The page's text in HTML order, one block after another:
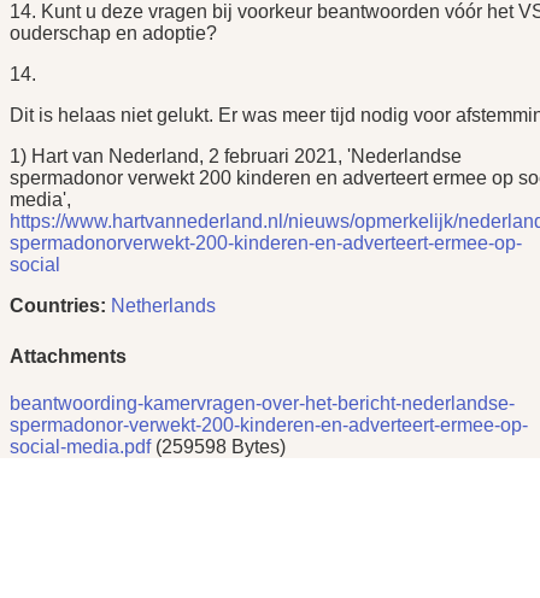
14. Kunt u deze vragen bij voorkeur beantwoorden vóór het
ouderschap en adoptie?
14.
Dit is helaas niet gelukt. Er was meer tijd nodig voor
1) Hart van Nederland, 2 februari 2021, 'Nederlandse
spermadonor verwekt 200 kinderen en adverteert ermee op
media',
https://www.hartvannederland.nl/nieuws/opmerkelijk/
spermadonorverwekt-200-kinderen-en-adverteert-ermee-op-
social
Countries: Netherlands
Attachments
beantwoording-kamervragen-over-het-bericht-nederlandse-
spermadonor-verwekt-200-kinderen-en-adverteert-ermee-op-
social-media.pdf(259598 Bytes)